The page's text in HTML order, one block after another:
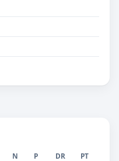
N P DR PT